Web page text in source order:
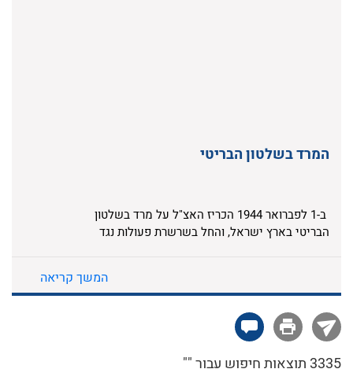
המרד בשלטון הבריטי
ב-1 לפברואר 1944 הכריז האצ"ל על מרד בשלטון
הבריטי בארץ ישראל, והחל בשרשרת פעולות נגד
ז'בוטינסקי. האצ"ל הוביל את המרד מתוך אמונתו
בחשיבות הכלי הצבאי במאבק לריבונות יהודית
בארץ ישראל. יחד עם זה האמינו לוחמי ומפקדי
האצ"ל בערכי החרות, השוויון ואהבת האדם, וניסו
ככל יכולתם לבטא ערכים אלו הן במלחמה באויב
והן בתחושת האחווה בין שורותיהם.
המשך קריאה
3335 תוצאות חיפוש עבור ""